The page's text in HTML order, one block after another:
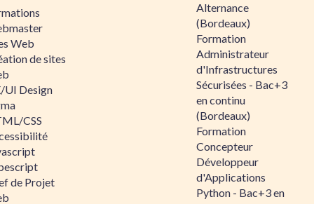
Web
de sites
UI Design
CSS
de Projet
Alternance
(Bordeaux)
Formation
Administrateur
d'Infrastructures
Sécurisées - Bac+3
en continu
(Bordeaux)
Formation
Concepteur
Développeur
d'Applications
Python - Bac+3 en